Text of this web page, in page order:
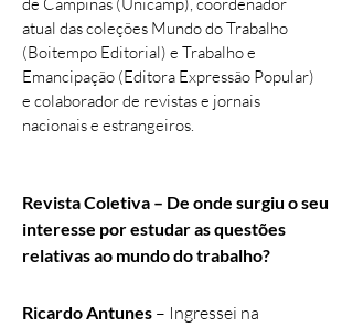
atual das coleções Mundo do Trabalho
(Boitempo Editorial) e Trabalho e
Emancipação (Editora Expressão Popular)
e colaborador de revistas e jornais
nacionais e estrangeiros.
Revista Coletiva – De onde surgiu o seu
interesse por estudar as questões
relativas ao mundo do trabalho?
Ricardo Antunes – Ingressei na